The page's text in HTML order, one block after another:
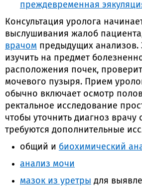
преждевременная
Консультация уролога
выслушивания жалоб
врачом предыдущих анализов.
изучить на предмет
расположения почек,
мочевого пузыря. Прием
обычно включает осмотр
ректальное исследование
чтобы уточнить диагноз врачу
требуются дополнительные
общий и биохимический
анализ мочи
мазок из уретры для